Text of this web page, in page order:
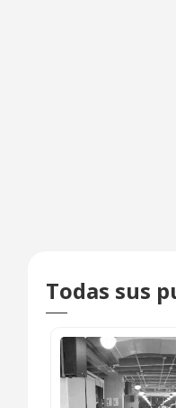
Todas sus